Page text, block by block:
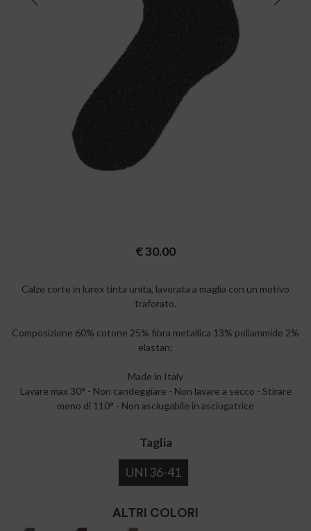
€30.00
Calze corte in lurex tinta unita, lavorata a maglia con un motivo
traforato.
Composizione 60% cotone 25% fibra metallica 13% poliammide 2%
elastan;
Made in Italy
Lavare max 30° - Non candeggiare - Non lavare a secco - Stirare
meno di 110° - Non asciugabile in asciugatrice
Taglia
UNI 36-41
ALTRI COLORI